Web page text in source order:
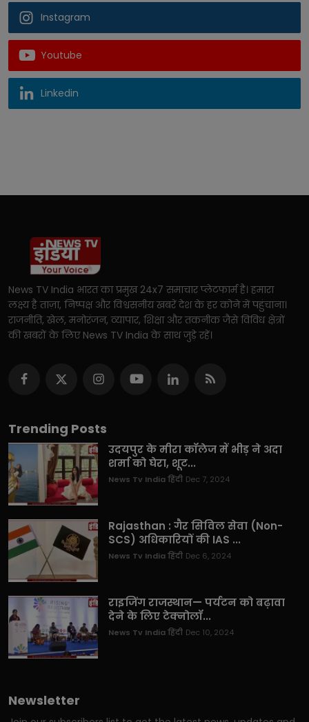
Instagram
Youtube
Linkedin
News TV India भारत का प्रमुख 24x7 समाचार प्लेटफार्म है। हमारा
लक्ष्य है ताज़ा, निष्पक्ष और विश्वसनीय खबरें देश के हर कोने में पहुंचाना।
राजनीति, खेल, मनोरंजन, व्यापार, शिक्षा और तकनीक जैसे विविध क्षेत्रों
की खबरों के लिए News TV India के साथ जुड़े रहें।
Trending Posts
उदयपुर के मीरा कॉलेज में भीड़ ने अदा
शर्मा को घेरा, शूट...
News Tv India हिंदी Dec 7, 2024
Rajasthan : गैर सिविल सेवा (Non-
SCS) अधिकारियों की IAS ...
News Tv India हिंदी Dec 6, 2024
राइजिंग राजस्थान— पर्यटन को बढ़ावा
देने के लिए टेक्नोलॉ...
News Tv India हिंदी Dec 10, 2024
Newsletter